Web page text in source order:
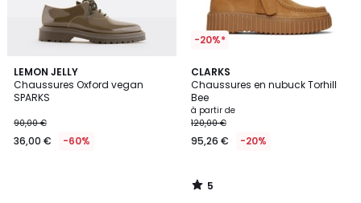
LEMON JELLY
Chaussures Oxford vegan
SPARKS
90,00 €
36,00 € -60%
-20%*
CLARKS
Chaussures en nubuck Torhill
Bee
à partir de
120,00 €
95,26 € -20%
5
/
5
5
/